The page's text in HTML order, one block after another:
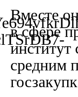
Вместе
в сфере
средним